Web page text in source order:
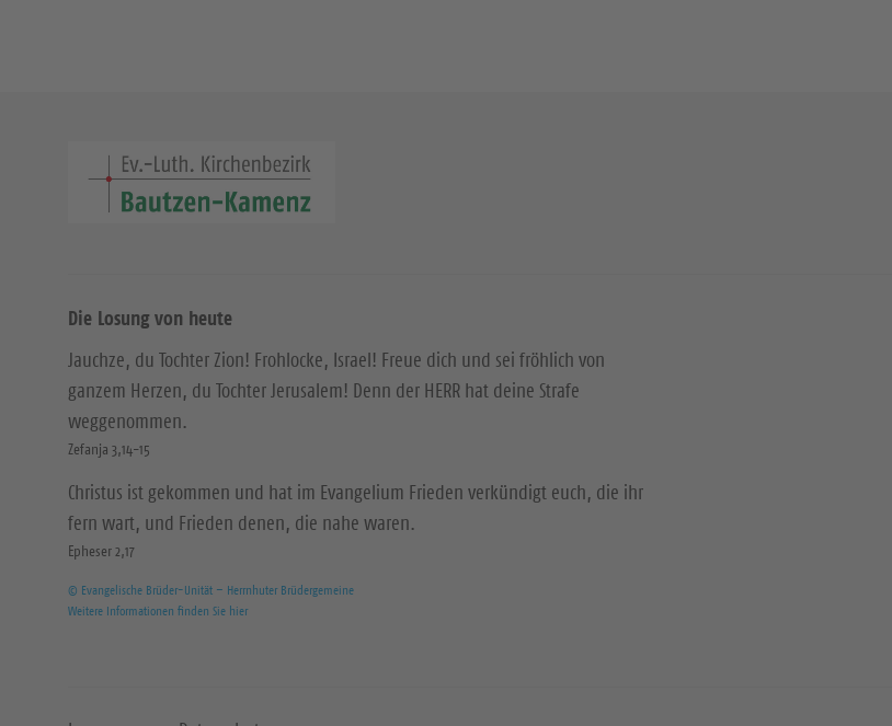
Die Losung von heute
Jauchze, du Tochter Zion! Frohlocke, Israel! Freue dich und sei fröhlich von
ganzem Herzen, du Tochter Jerusalem! Denn der HERR hat deine Strafe
weggenommen.
Zefanja 3,14-15
Christus ist gekommen und hat im Evangelium Frieden verkündigt euch, die ihr
fern wart, und Frieden denen, die nahe waren.
Epheser 2,17
© Evangelische Brüder-Unität – Herrnhuter Brüdergemeine
Weitere Informationen finden Sie hier